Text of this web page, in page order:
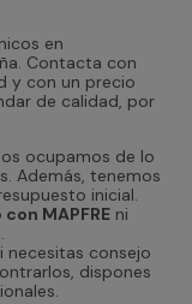
en
Contacta con
y con un precio
de calidad, por
ocupamos de lo
Además, tenemos
inicial.
MAPFRE ni
necesitas consejo
dispones